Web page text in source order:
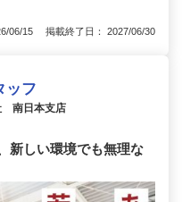
06/15 掲載終了日： 2027/06/30
ッフ
南日本支店
新しい環境でも無理な